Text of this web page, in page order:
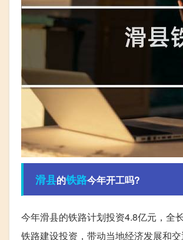
滑县的铁路今年开工吗?
今年滑县的铁路计划投资4.8亿元，全
铁路建设投资，带动当地经济发展和交